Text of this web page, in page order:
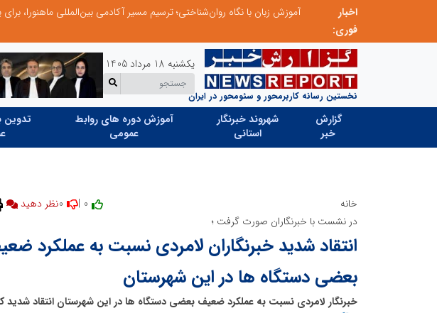
اخبار
فوری:
نخستین رسانه کاربرمحور و سئومحور در ایران
یکشنبه 18 مرداد 1405
گزارش
خبر
شهروند خبرنگار
استانی
آموزش دوره های روابط
عمومی
تدوین
خانه
در نشست با خبرنگاران صورت گرفت ؛
انتقاد شدید خبرنگاران لامردی نسبت به عملکرد
بعضی دستگاه ها در این شهرستان
خبرنگار لامردی نسبت به عملکرد ضعیف بعضی دستگاه ها در این شهرستان انتقاد شدید